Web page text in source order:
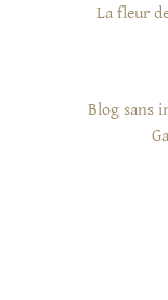
La fleur
Blog sans